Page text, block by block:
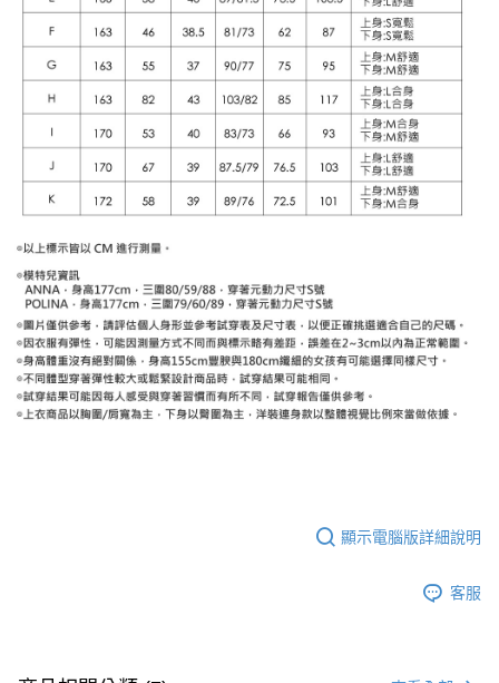
顯示電腦版詳細說明
客服